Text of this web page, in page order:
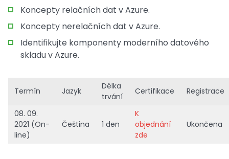
Koncepty relačních dat v Azure.
Koncepty nerelačních dat v Azure.
Identifikujte komponenty moderního datového
skladu v Azure.
Termín Jazyk
Délka
trvání
Certifikace Registrace
08. 09.
2021 (On-
line)
Čeština 1 den
K
objednání
zde
Ukončena